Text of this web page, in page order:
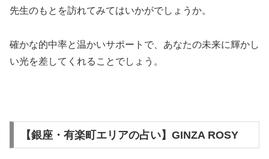
先生のもとを訪れてみてはいかがでしょうか。
確かな的中率と温かいサポートで、あなたの未来に輝かし
い光を差してくれることでしょう。
【銀座・有楽町エリアの占い】GINZA ROSY